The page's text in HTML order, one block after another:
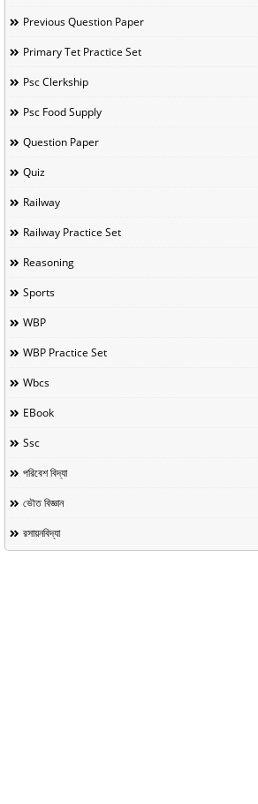
Previous Question Paper
Primary Tet Practice Set
Psc Clerkship
Psc Food Supply
Question Paper
Quiz
Railway
Railway Practice Set
Reasoning
Sports
WBP
WBP Practice Set
Wbcs
EBook
Ssc
পরিবেশ বিদ্যা
ভৌত বিজ্ঞান
রসায়নবিদ্যা